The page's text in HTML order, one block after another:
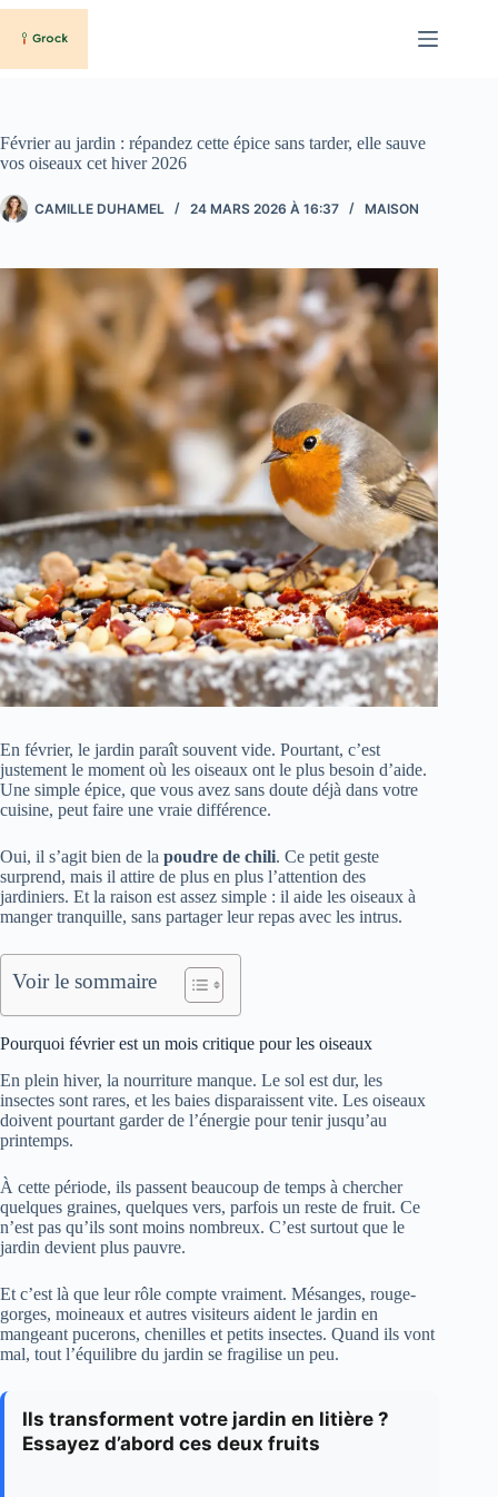
Passer
contenu
Février au jardin : répandez cette épice sans tarder, elle sauve
vos oiseaux cet hiver 2026
CAMILLE DUHAMEL 24 MARS 2026 À 16:37 MAISON
En février, le jardin paraît souvent vide. Pourtant, c’est
justement le moment où les oiseaux ont le plus besoin d’aide.
Une simple épice, que vous avez sans doute déjà dans votre
cuisine, peut faire une vraie différence.
Oui, il s’agit bien de la poudre de chili. Ce petit geste
surprend, mais il attire de plus en plus l’attention des
jardiniers. Et la raison est assez simple : il aide les oiseaux à
manger tranquille, sans partager leur repas avec les intrus.
Voir le sommaire
Pourquoi février est un mois critique pour les oiseaux
En plein hiver, la nourriture manque. Le sol est dur, les
insectes sont rares, et les baies disparaissent vite. Les oiseaux
doivent pourtant garder de l’énergie pour tenir jusqu’au
printemps.
À cette période, ils passent beaucoup de temps à chercher
quelques graines, quelques vers, parfois un reste de fruit. Ce
n’est pas qu’ils sont moins nombreux. C’est surtout que le
jardin devient plus pauvre.
Et c’est là que leur rôle compte vraiment. Mésanges, rouge-
gorges, moineaux et autres visiteurs aident le jardin en
mangeant pucerons, chenilles et petits insectes. Quand ils vont
mal, tout l’équilibre du jardin se fragilise un peu.
Ils transforment votre jardin en litière ?
Essayez d’abord ces deux fruits